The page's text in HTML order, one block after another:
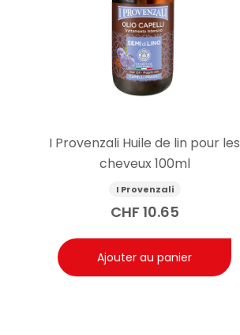
I Provenzali Huile de lin pour les
cheveux 100ml
I Provenzali
CHF 10.65
Ajouter au panier